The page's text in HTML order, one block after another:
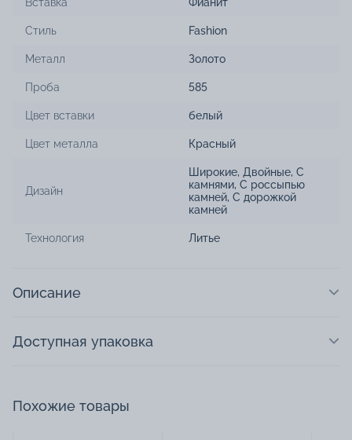
Стиль Fashion
Металл Золото
Проба 585
Цвет вставки белый
Цвет металла Красный
Дизайн
Широкие, Двойные, С
камнями, С россыпью
камней, С дорожкой
камней
Технология Литье
Описание
Доступная упаковка
Похожие товары